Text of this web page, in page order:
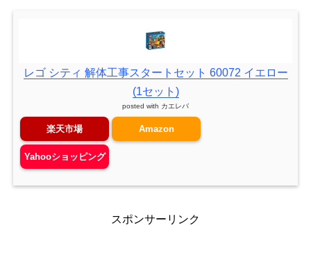
レゴ シティ 解体工事スタートセット 60072 イエロー
(1セット)
posted with カエレバ
楽天市場 Amazon
Yahooショッピング
スポンサーリンク